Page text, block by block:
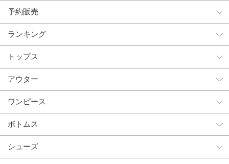
予約販売
ランキング
トップス
アウター
ワンピース
ボトムス
シューズ